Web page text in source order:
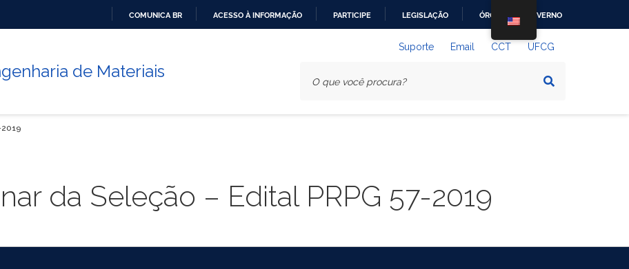
COMUNICA BR ACESSO À INFORMAÇÃO PARTICIPE LEGISLAÇÃO ÓRGÃOS DO GOVERNO
Suporte Email CCT UFCG
de Materiais
2019
da Seleção – Edital PRPG 57-2019